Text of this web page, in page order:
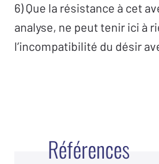
6) Que la résistance à cet
analyse, ne peut tenir ici à
l’incompatibilité du désir
Références